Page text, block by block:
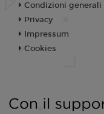
Condizioni generali
Privacy
Impressum
Cookies